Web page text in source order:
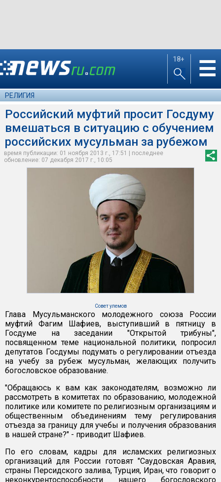
18+ ☰
РЕЛИГИЯ
Российский муфтий просит Госдуму
вмешаться в ситуацию с обучением
российских мусульман за рубежом
время публикации: 01 ноября 2013 г., 17:51 | последнее
обновление: 07 декабря 2017 г., 10:05
Совет улемов
Глава Мусульманского молодежного союза России
муфтий Фагим Шафиев, выступивший в пятницу в
Госдуме на заседании "Открытой трибуны",
посвященном теме национальной политики, попросил
депутатов Госдумы подумать о регулировании отъезда
на учебу за рубеж мусульман, желающих получить
богословское образование.
"Обращаюсь к вам как законодателям, возможно ли
рассмотреть в комитетах по образованию, молодежной
политике или комитете по религиозным организациям и
общественным объединениям тему регулирования
отъезда за границу для учебы и получения образования
в нашей стране?" - приводит Шафиев.
По его словам, кадры для исламских религиозных
организаций для России готовят "Саудовская Аравия,
страны Персидского залива, Турция, Иран, что говорит о
неконкурентоспособности нашего богословского